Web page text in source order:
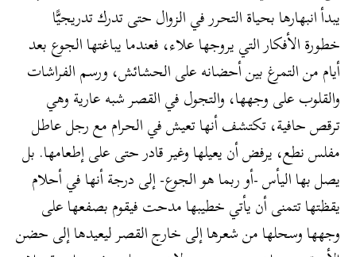
يبدأ انبهارها بحياة التحرر في الزوال حتى تدرك تدريجيًّا
خطورة الأفكار التي يروجها علاء، فعندما يباغتها الجوع بعد
أيام من التمرغ بين أحضانه على الحشائش، ورسم الفراشات
والقلوب على وجهها، والتجول في القصر شبه عارية وهي
ترقص حافية، تكتشف أنها تعيش في الحرام مع رجل عاطل
مفلس نطع، يرفض أن يعيلها وغير قادر حتى على إطعامها. بل
يصل بها اليأس -أو ربما هو الجوع- إلى درجة أنها في أحلام
يقظتها تتمنى أن يأتي خطيبها مدحت فيقوم بصفعها على
وجهها وسحلها من شعرها إلى خارج القصر ليعيدها إلى حضن